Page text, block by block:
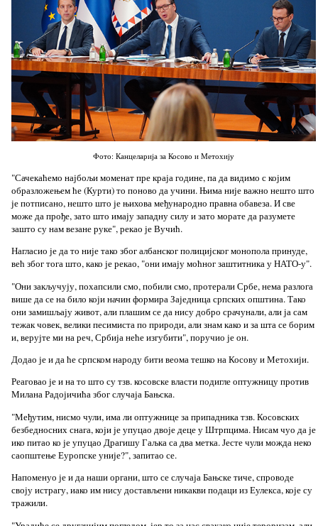
Фото: Канцеларија за Косово и Метохију
"Сачекаћемо најбољи моменат пре краја године, па да видимо с којим
образложењем ће (Курти) то поново да учини. Њима није важно нешто што
је потписано, нешто што је њихова међународно правна обавеза. И све
може да прође, зато што имају западну силу и зато морате да разумете
зашто су нам везане руке", рекао је Вучић.
Нагласио је да то није тако због албанског полицијског монопола принуде,
већ због тога што, како је рекао, "они имају моћног заштитника у НАТО-у".
"Они закључују, похапсили смо, побили смо, протерали Србе, нема разлога
више да се на било који начин формира Заједница српских општина. Тако
они замишљају живот, али плашим се да нису добро срачунали, али ја сам
тежак човек, велики песимиста по природи, али знам како и за шта се борим
и, верујте ми на реч, Србија неће изгубити", поручио је он.
Додао је и да ће српском народу бити веома тешко на Косову и Метохији.
Реаговао је и на то што су тзв. косовске власти подигле оптужницу против
Милана Радојичића због случаја Бањска.
"Међутим, нисмо чули, има ли оптужнице за припадника тзв. Косовских
безбедносних снага, који је упуцао двоје деце у Штрпцима. Нисам чуо да је
ико питао ко је упуцао Драгишу Гаљка са два метка. Јесте чули можда неко
саопштење Еуропске уније?", запитао се.
Напоменуо је и да наши органи, што се случаја Бањске тиче, спроводе
своју истрагу, иако им нису достављени никакви подаци из Еулекса, које су
тражили.